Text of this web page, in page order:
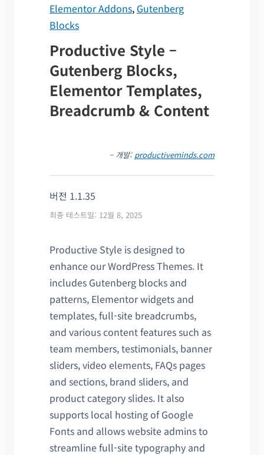
Elementor Addons, Gutenberg
Blocks
Productive Style –
Gutenberg Blocks,
Elementor Templates,
Breadcrumb & Content
– 개발: productiveminds.com
버전 1.1.35
최종 테스트일: 12월 8, 2025
Productive Style is designed to
enhance our WordPress Themes. It
includes Gutenberg blocks and
patterns, Elementor widgets and
templates, full-site breadcrumbs,
and various content features such as
team members, testimonials, banner
sliders, video elements, FAQs pages
and sections, brand sliders, and
product category slides. It also
supports local hosting of Google
Fonts and allows website admins to
streamline full-site typography and